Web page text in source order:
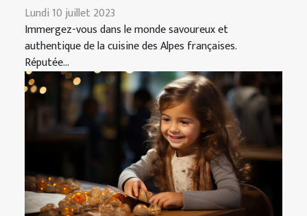
Lundi 10 juillet 2023
Immergez-vous dans le monde savoureux et
authentique de la cuisine des Alpes françaises.
Réputée...